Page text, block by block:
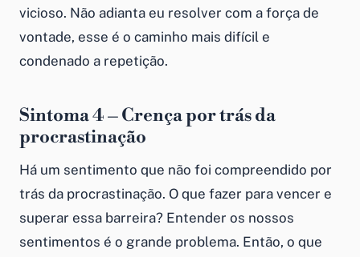
vicioso. Não adianta eu resolver com a força de
vontade, esse é o caminho mais difícil e
condenado a repetição.
Sintoma 4 – Crença por trás da
procrastinação
Há um sentimento que não foi compreendido por
trás da procrastinação. O que fazer para vencer e
superar essa barreira? Entender os nossos
sentimentos é o grande problema. Então, o que